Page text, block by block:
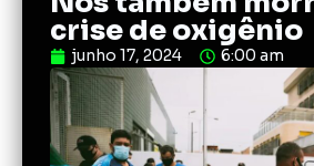
crise de oxigênio
junho 17, 2024 6:00 am